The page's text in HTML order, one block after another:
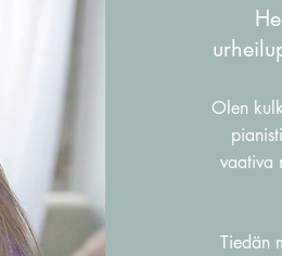
Olen
vaativa
Tiedän